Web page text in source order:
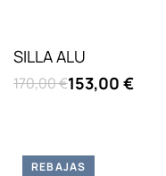
SILLA ALU
170,00 €153,00 €
REBAJAS